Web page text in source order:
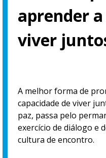
aprender a
viver
A melhor forma de
capacidade de viver
paz, passa pelo
exercício de diálogo e
cultura de encontro.